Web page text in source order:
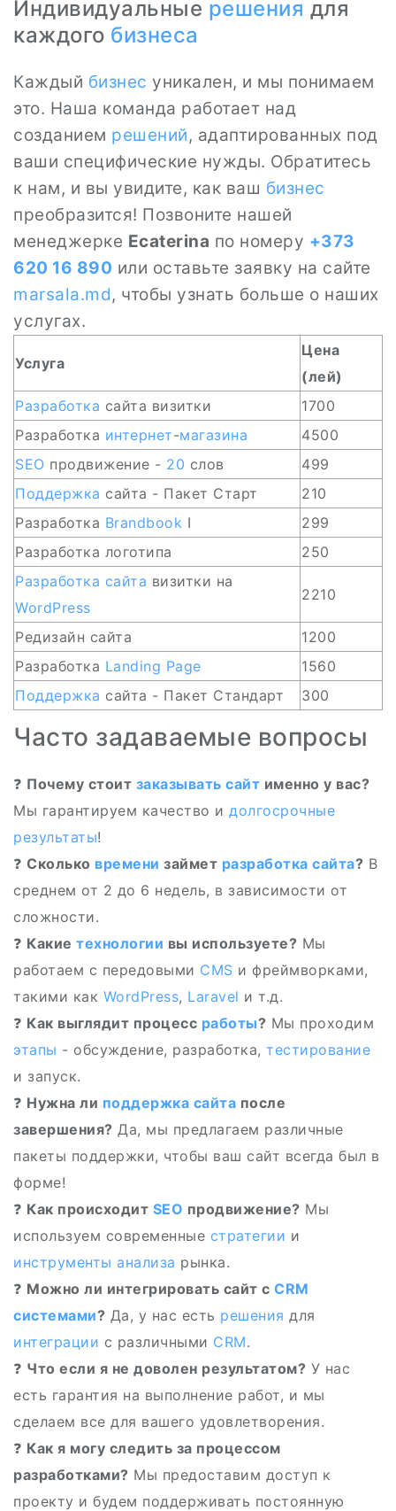
Индивидуальные решения для
каждого бизнеса
Каждый бизнес уникален, и мы понимаем
это. Наша команда работает над
созданием решений, адаптированных под
ваши специфические нужды. Обратитесь
к нам, и вы увидите, как ваш бизнес
преобразится! Позвоните нашей
менеджерке Ecaterina по номеру +373
620 16 890 или оставьте заявку на сайте
marsala.md, чтобы узнать больше о наших
услугах.
Услуга
Цена
(лей)
Разработка сайта визитки
1700
Разработка интернет-магазина
4500
SEO продвижение - 20 слов
499
Поддержка сайта - Пакет Старт
210
Разработка Brandbook I
299
Разработка логотипа
250
Разработка сайта визитки на
WordPress
2210
Редизайн сайта
1200
Разработка Landing Page
1560
Поддержка сайта - Пакет Стандарт 300
Часто задаваемые вопросы
❓ Почему стоит заказывать сайт именно у вас?
Мы гарантируем качество и долгосрочные
результаты!
❓ Сколько времени займет разработка сайта? В
среднем от 2 до 6 недель, в зависимости от
сложности.
❓ Какие технологии вы используете? Мы
работаем с передовыми CMS и фреймворками,
такими как WordPress, Laravel и т.д.
❓ Как выглядит процесс работы? Мы проходим
этапы - обсуждение, разработка, тестирование
и запуск.
❓ Нужна ли поддержка сайта после
завершения? Да, мы предлагаем различные
пакеты поддержки, чтобы ваш сайт всегда был в
форме!
❓ Как происходит SEO продвижение? Мы
используем современные стратегии и
инструменты анализа рынка.
❓ Можно ли интегрировать сайт с CRM
системами? Да, у нас есть решения для
интеграции с различными CRM.
❓ Что если я не доволен результатом? У нас
есть гарантия на выполнение работ, и мы
сделаем все для вашего удовлетворения.
❓ Как я могу следить за процессом
разработками? Мы предоставим доступ к
проекту и будем поддерживать постоянную